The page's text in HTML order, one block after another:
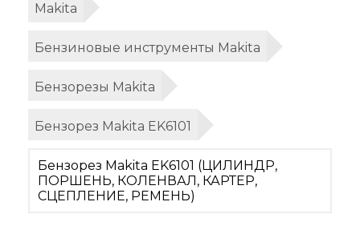
Makita
Бензиновые инструменты Makita
Бензорезы Makita
Бензорез Makita EK6101
Бензорез Makita EK6101 (ЦИЛИНДР,
ПОРШЕНЬ, КОЛЕНВАЛ, КАРТЕР,
СЦЕПЛЕНИЕ, РЕМЕНЬ)